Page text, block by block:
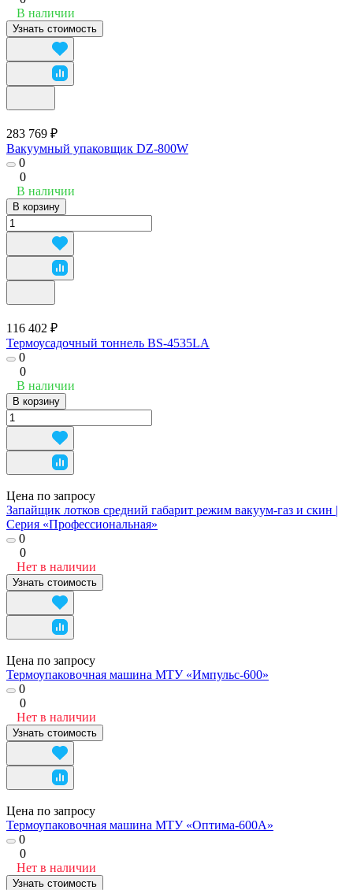
В наличии
Узнать стоимость
283 769 ₽
Вакуумный упаковщик DZ-800W
0
0
В наличии
В корзину
116 402 ₽
Термоусадочный тоннель BS-4535LA
0
0
В наличии
В корзину
Цена по запросу
Запайщик лотков средний габарит режим вакуум-газ и скин |
Серия «Профессиональная»
0
0
Нет в наличии
Узнать стоимость
Цена по запросу
Термоупаковочная машина МТУ «Импульс-600»
0
0
Нет в наличии
Узнать стоимость
Цена по запросу
Термоупаковочная машина МТУ «Оптима-600А»
0
0
Нет в наличии
Узнать стоимость